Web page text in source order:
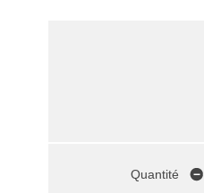
Quantité